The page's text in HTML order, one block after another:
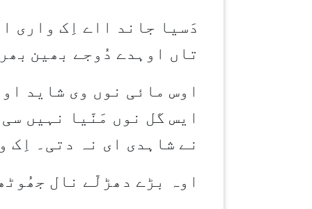
دَسیا جاند ااے اِک واری
تاں اوہدے دُوجے بھین
اوس مائی نوں وی شاید
ایس گل نوں مَنّیا نہیں
نے شاہدی ای نہ دتی۔ اِک
اوہ بڑے دھڑلّے نال